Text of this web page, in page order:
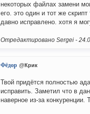
некоторых файлах замени
его. это один и тот же
давно исправлено. хотя я
Отредактировано Sergei -
Фёдор @Крик
Твой придётся полностью
исправить. Заметил что в
наверное из-за